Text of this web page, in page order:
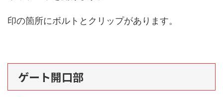
印の箇所にボルトとクリップがあります。
ゲート開口部